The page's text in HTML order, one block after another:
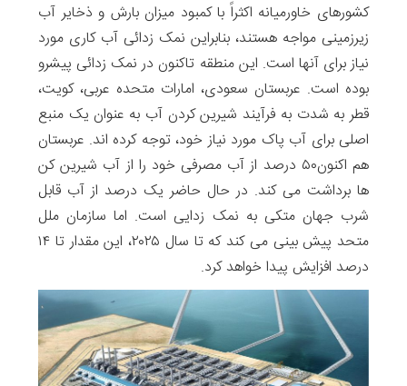
کشورهای خاورمیانه اکثراً با کمبود میزان بارش و ذخایر آب
زیرزمینی مواجه هستند، بنابراین نمک زدائی آب کاری مورد
نیاز برای آنها است. این منطقه تاکنون در نمک زدائی پیشرو
بوده است. عربستان سعودی، امارات متحده عربی، کویت،
قطر به شدت به فرآیند شیرین کردن آب به عنوان یک منبع
اصلی برای آب پاک مورد نیاز خود، توجه کرده اند. عربستان
هم اکنون۵۰ درصد از آب مصرفی خود را از آب شیرین کن
ها برداشت می کند. در حال حاضر یک درصد از آب قابل
شرب جهان متکی به نمک زدایی است. اما سازمان ملل
متحد پیش بینی می کند که تا سال ۲۰۲۵، این مقدار تا ۱۴
درصد افزایش پیدا خواهد کرد.